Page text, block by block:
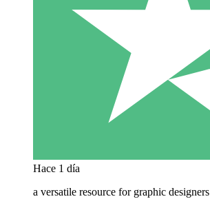
Hace 1 día
a versatile resource for graphic designers